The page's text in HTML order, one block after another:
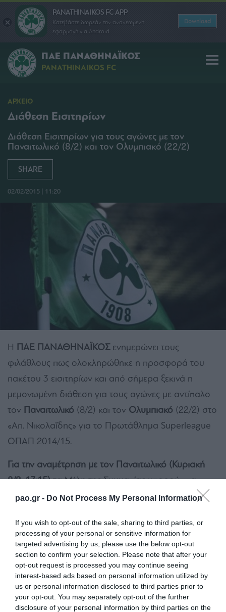
pao.gr - Do Not Process My Personal Information
If you wish to opt-out of the sale, sharing to third parties, or
processing of your personal or sensitive information for
targeted advertising by us, please use the below opt-out
section to confirm your selection. Please note that after your
opt-out request is processed you may continue seeing
interest-based ads based on personal information utilized by
us or personal information disclosed to third parties prior to
your opt-out. You may separately opt-out of the further
disclosure of your personal information by third parties on the
PANATHINAIKOS FC APP
Κατεβάστε δωρεάν την ανανεωμένη
εφαρμογή για Android
Download
ΠΑΕ ΠΑΝΑΘΗΝΑΪΚΟΣ
PANATHINAIKOS FC
ΑΡΧΕΙΟ
Διάθεση Εισιτηρίων
Διάθεση Εισιτηρίων για τους αγώνες με τον
Παναιτωλικό (8/2) και τον Ολυμπιακό (22/2)
SHARE
02/02/2015 | 11:20
Η ΠΑΕ ΠΑΝΑΘΗΝΑΪΚΟΣ ενημερώνει τους
φιλάθλους πως ολοκληρώθηκε η προσφορά του
πακέτου 3 εισιτηρίων και από σήμερα ξεκινά η
μεμονωμένη διάθεση για τους αγώνες με αντίπαλο
τον Παναιτωλικό (8/2) και τον Ολυμπιακό (22/2) στο
«Απ. Νικολαΐδης» για το Πρωτάθλημα Superleague
ΟΠΑΠ 2014/15.
Για την αναμέτρηση με τον Παναιτωλικό (Κυριακή
8/2, 17:15)τα Μέλη της Συμμαχίας μπορούν να
προμηθεύονται τα εισιτήριά τους ηλεκτρονικά από
την Τετάρτη 4/2 μέχρι και την έναρξη της
αναμέτρησης εισιτήρια θα μπορούν να
προμηθεύονται όλοι οι φίλαθλοι τόσο στοwebόσο
και στα εκδοτήρια του γηπέδου (Θύρα 4) με
ωράριο λειτουργίας τις καθημερινές 9:30-17:30, το
Σάββατο 10:00-16:00 και την ημέρα του αγώνα